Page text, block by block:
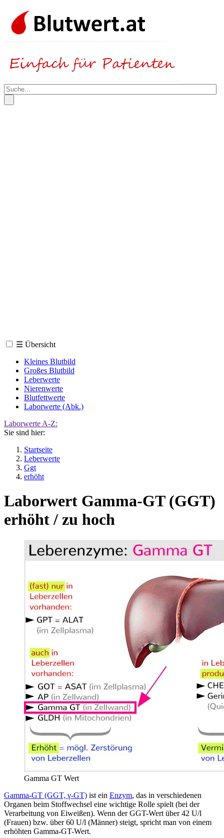
☰ Übersicht
Kleines Blutbild
Großes Blutbild
Leberwerte
Nierenwerte
Blutfettwerte
Laborwerte (Abk.)
Laborwerte A-Z:
Sie sind hier:
Startseite
Leberwerte
Ggt
erhöht
Laborwert Gamma-GT (GGT)
erhöht / zu hoch
Gamma GT Wert
Gamma-GT (GGT, γ-GT) ist ein Enzym, das in verschiedenen
Organen beim Stoffwechsel eine wichtige Rolle spielt (bei der
Verarbeitung von Eiweißen). Wenn der GGT-Wert über 42 U/l
(Frauen) bzw. über 60 U/l (Männer) steigt, spricht man von einem
erhöhten Gamma-GT-Wert.